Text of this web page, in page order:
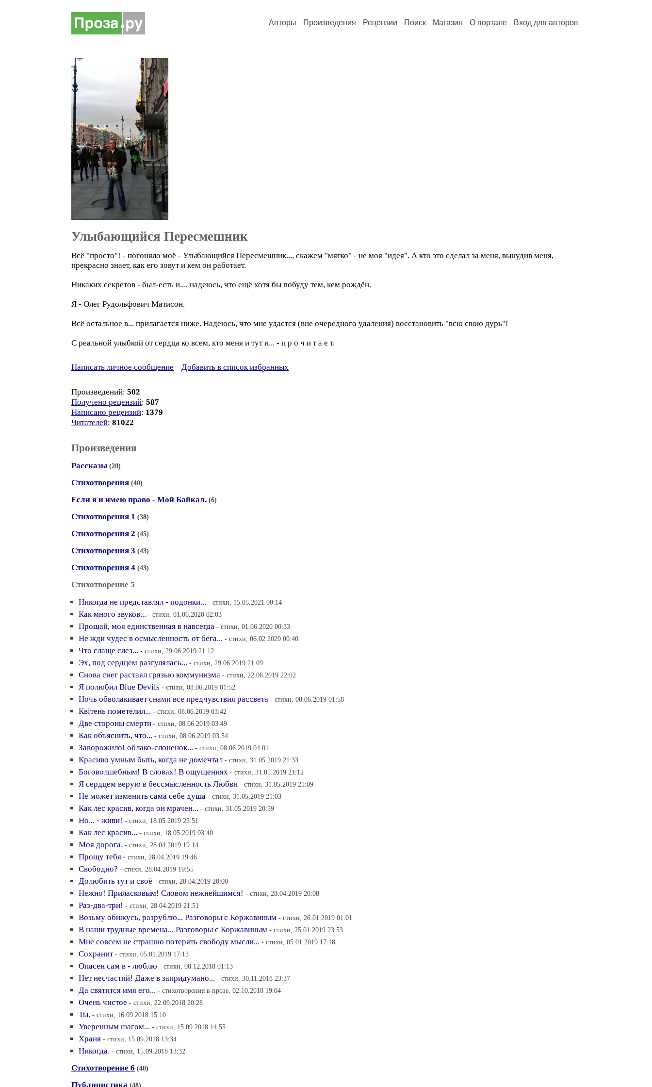
Авторы Произведения Рецензии Поиск Магазин О портале Вход для авторов
Улыбающийся Пересмешник
Всё "просто"! - погоняло моё - Улыбающийся Пересмешник..., скажем "мягко" - не моя "идея". А кто это сделал за меня, вынудив меня,
прекрасно знает, как его зовут и кем он работает.
Никаких секретов - был-есть и..., надеюсь, что ещё хотя бы побуду тем, кем рождён.
Я - Олег Рудольфович Матисон.
Всё остальное в... прилагается ниже. Надеюсь, что мне удастся (вне очередного удаления) восстановить "всю свою дурь"!
С реальной улыбкой от сердца ко всем, кто меня и тут и... - п р о ч и т а е т.
Написать личное сообщение Добавить в список избранных
Произведений: 502
Получено рецензий: 587
Написано рецензий: 1379
Читателей: 81022
Произведения
Рассказы (20)
Стихотворения (40)
Если я и имею право - Мой Байкал. (6)
Стихотворения 1 (38)
Стихотворения 2 (45)
Стихотворения 3 (43)
Стихотворения 4 (43)
Стихотворение 5
Никогда не представлял - подонки... - стихи, 15.05.2021 00:14
Как много звуков... - стихи, 01.06.2020 02:03
Прощай, моя единственная в навсегда - стихи, 01.06.2020 00:33
Не жди чудес в осмысленность от бега... - стихи, 06.02.2020 00:40
Что слаще слез... - стихи, 29.06.2019 21:12
Эх, под сердцем разгулялась... - стихи, 29.06.2019 21:09
Снова снег растаял грязью коммунизма - стихи, 22.06.2019 22:02
Я полюбил Blue Devils - стихи, 08.06.2019 01:52
Ночь обволакивает снами все предчувствия рассвета - стихи, 08.06.2019 01:58
Квiтень пометелил... - стихи, 08.06.2019 03:42
Две стороны смерти - стихи, 08.06.2019 03:49
Как объяснить, что... - стихи, 08.06.2019 03:54
Заворожило! облако-слоненок... - стихи, 08.06.2019 04:01
Красиво умным быть, когда не домечтал - стихи, 31.05.2019 21:33
Боговолшебным! В словах! В ощущениях - стихи, 31.05.2019 21:12
Я сердцем верую в бессмысленность Любви - стихи, 31.05.2019 21:09
Не может изменить сама себе душа - стихи, 31.05.2019 21:03
Как лес красив, когда он мрачен... - стихи, 31.05.2019 20:59
Но... - живи! - стихи, 18.05.2019 23:51
Как лес красив... - стихи, 18.05.2019 03:40
Моя дорога. - стихи, 28.04.2019 19:14
Прощу тебя - стихи, 28.04.2019 19:46
Свободно? - стихи, 28.04.2019 19:55
Долюбить тут и своё - стихи, 28.04.2019 20:00
Нежно! Приласковым! Словом нежнейшимся! - стихи, 28.04.2019 20:08
Раз-два-три! - стихи, 28.04.2019 21:51
Возьму обижусь, разрублю... Разговоры с Коржавиным - стихи, 26.01.2019 01:01
В наши трудные времена... Разговоры с Коржавиным - стихи, 25.01.2019 23:53
Мне совсем не страшно потерять свободу мысли... - стихи, 05.01.2019 17:18
Сохранит - стихи, 05.01.2019 17:13
Опасен сам в - люблю - стихи, 08.12.2018 01:13
Нет несчастий! Даже в запридумано... - стихи, 30.11.2018 23:37
Да святится имя его... - стихотворения в прозе, 02.10.2018 19:04
Очень чистое - стихи, 22.09.2018 20:28
Ты. - стихи, 16.09.2018 15:10
Уверенным шагом... - стихи, 15.09.2018 14:55
Храня - стихи, 15.09.2018 13:34
Никогда. - стихи, 15.09.2018 13:32
Стихотворение 6 (40)
Публицистика (48)